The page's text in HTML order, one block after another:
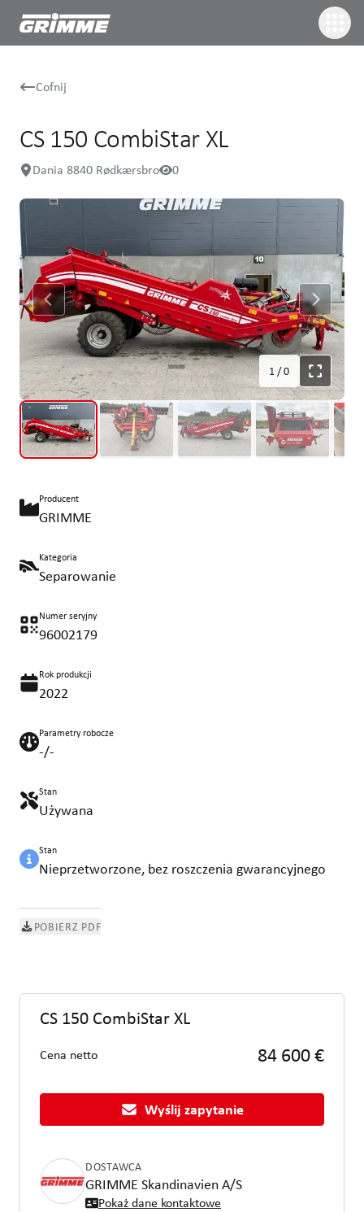
Cofnij
CS 150 CombiStar XL
Dania 8840 Rødkærsbro 0
1/0
Producent
GRIMME
Kategoria
Separowanie
Numer seryjny
96002179
Rok produkcji
2022
Parametry robocze
-/-
Stan
Używana
Stan
Nieprzetworzone, bez roszczenia gwarancyjnego
POBIERZ PDF
CS 150 CombiStar XL
Cena netto 84 600 €
Wyślij zapytanie
DOSTAWCA
GRIMME Skandinavien A/S
Pokaż dane kontaktowe